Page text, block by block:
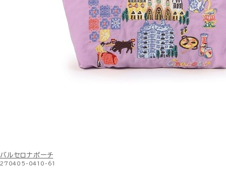
バルセロナポーチ
270405-0410-61